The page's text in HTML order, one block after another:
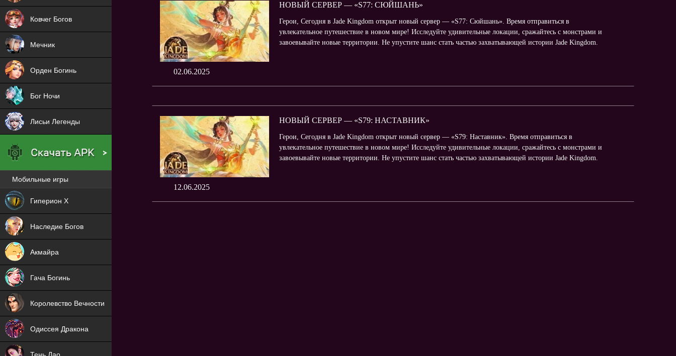
02.06.2025
НОВЫЙ СЕРВЕР — «S77: СЮЙШАНЬ»
Герои, Сегодня в Jade Kingdom открыт новый сервер — «S77: Сюйшань». Время отправиться в
увлекательное путешествие в новом мире! Исследуйте удивительные локации, сражайтесь с монстрами и
завоевывайте новые территории. Не упустите шанс стать частью захватывающей истории Jade Kingdom.
12.06.2025
НОВЫЙ СЕРВЕР — «S79: НАСТАВНИК»
Герои, Сегодня в Jade Kingdom открыт новый сервер — «S79: Наставник». Время отправиться в
увлекательное путешествие в новом мире! Исследуйте удивительные локации, сражайтесь с монстрами и
завоевывайте новые территории. Не упустите шанс стать частью захватывающей истории Jade Kingdom.
Ковчег Богов
Мечник
Орден Богинь
Бог Ночи
Лисьи Легенды
Мобильные игры
Гиперион Х
Наследие Богов
NEW
Акмайра
NEW
Гача Богинь
NEW
Королевство Вечности
NEW
Одиссея Дракона
NEW
NEW